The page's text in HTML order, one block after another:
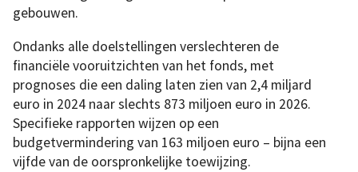
gebouwen.
Ondanks alle doelstellingen verslechteren de
financiële vooruitzichten van het fonds, met
prognoses die een daling laten zien van 2,4 miljard
euro in 2024 naar slechts 873 miljoen euro in 2026.
Specifieke rapporten wijzen op een
budgetvermindering van 163 miljoen euro – bijna een
vijfde van de oorspronkelijke toewijzing.